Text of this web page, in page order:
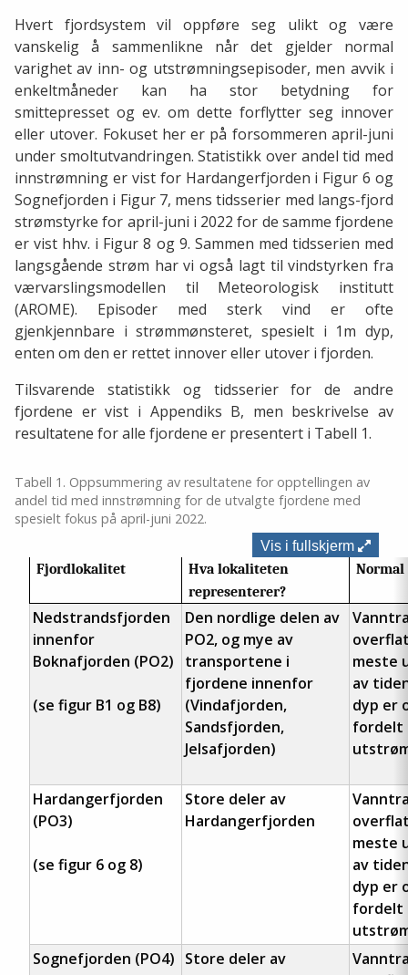
Hvert fjordsystem vil oppføre seg ulikt og være
vanskelig å sammenlikne når det gjelder normal
varighet av inn- og utstrømningsepisoder, men avvik i
enkeltmåneder kan ha stor betydning for
smittepresset og ev. om dette forflytter seg innover
eller utover. Fokuset her er på forsommeren april-juni
under smoltutvandringen. Statistikk over andel tid med
innstrømning er vist for Hardangerfjorden i Figur 6 og
Sognefjorden i Figur 7, mens tidsserier med langs-fjord
strømstyrke for april-juni i 2022 for de samme fjordene
er vist hhv. i Figur 8 og 9. Sammen med tidsserien med
langsgående strøm har vi også lagt til vindstyrken fra
værvarslingsmodellen til Meteorologisk institutt
(AROME). Episoder med sterk vind er ofte
gjenkjennbare i strømmønsteret, spesielt i 1m dyp,
enten om den er rettet innover eller utover i fjorden.
Tilsvarende statistikk og tidsserier for de andre
fjordene er vist i Appendiks B, men beskrivelse av
resultatene for alle fjordene er presentert i Tabell 1.
Tabell 1. Oppsummering av resultatene for opptellingen av
andel tid med innstrømning for de utvalgte fjordene med
spesielt fokus på april-juni 2022.
Vis i fullskjerm
Fjordlokalitet
Hva lokaliteten
representerer?
Nedstrandsfjorden
innenfor
Boknafjorden (PO2)
(se figur B1 og B8)
Den nordlige delen av
PO2, og mye av
transportene i
fjordene innenfor
(Vindafjorden,
Sandsfjorden,
Jelsafjorden)
meste
av
dyp er
fordelt
Hardangerfjorden
(PO3)
(se figur 6 og 8)
Store deler av
Hardangerfjorden
meste
av
dyp er
fordelt
Sognefjorden (PO4) Store deler av